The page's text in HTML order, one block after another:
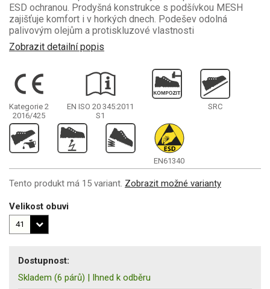
ESD ochranou. Prodyšná konstrukce s podšívkou MESH
zajišťuje komfort i v horkých dnech. Podešev odolná
palivovým olejům a protiskluzové vlastnosti
Zobrazit detailní popis
Kategorie 2
2016/425
EN ISO 20 345:2011
S1
SRC
EN61340
Tento produkt má 15 variant. Zobrazit možné varianty
Velikost obuvi
Dostupnost:
Skladem (6 párů) | Ihned k odběru